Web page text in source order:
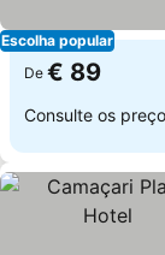
Escolha popular
De € 89
Consulte os